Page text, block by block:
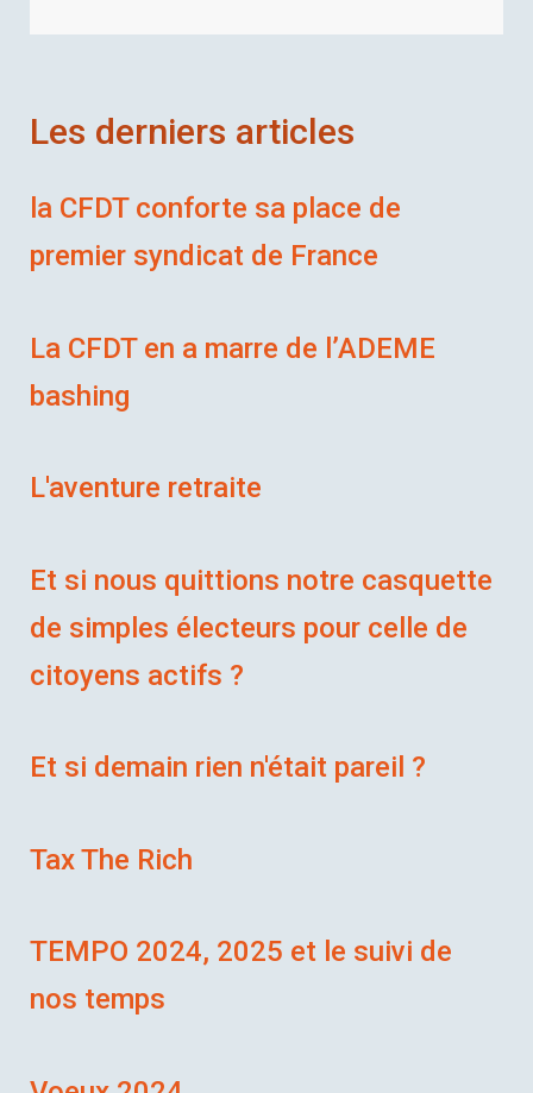
Les derniers articles
la CFDT conforte sa place de
premier syndicat de France
La CFDT en a marre de l’ADEME
bashing
L'aventure retraite
Et si nous quittions notre casquette
de simples électeurs pour celle de
citoyens actifs ?
Et si demain rien n'était pareil ?
Tax The Rich
TEMPO 2024, 2025 et le suivi de
nos temps